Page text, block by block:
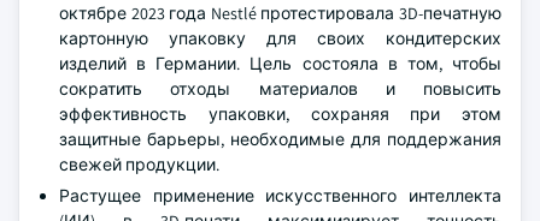
октябре 2023 года Nestlé протестировала 3D-печатную
картонную упаковку для своих кондитерских
изделий в Германии. Цель состояла в том, чтобы
сократить отходы материалов и повысить
эффективность упаковки, сохраняя при этом
защитные барьеры, необходимые для поддержания
свежей продукции.
Растущее применение искусственного интеллекта